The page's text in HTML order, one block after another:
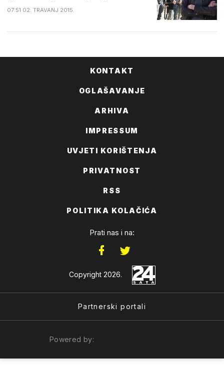
07:51 02. TRAVANJ 2015.
KONTAKT
OGLAŠAVANJE
ARHIVA
IMPRESSUM
UVJETI KORIŠTENJA
PRIVATNOST
RSS
POLITIKA KOLAČIĆA
Prati nas i na:
Copyright 2026.
Partnerski portali
Powered by: